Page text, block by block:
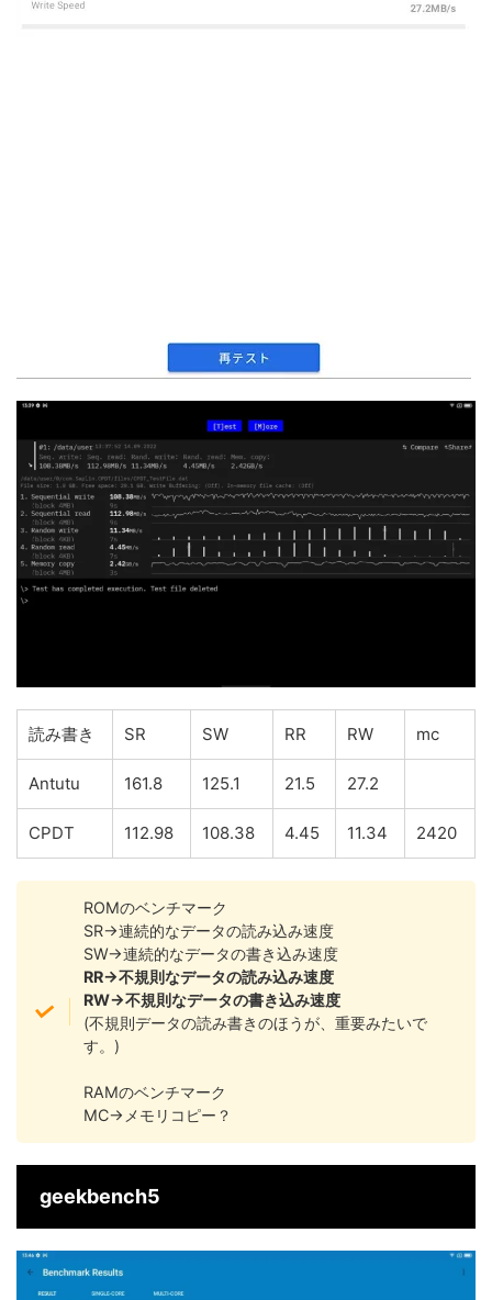
読み書き SR SW RR RW mc
Antutu 161.8 125.1 21.5 27.2
CPDT 112.98 108.38 4.45 11.34 2420
ROMのベンチマーク
SR→連続的なデータの読み込み速度
SW→連続的なデータの書き込み速度
RR→不規則なデータの読み込み速度
RW→不規則なデータの書き込み速度
(不規則データの読み書きのほうが、重要みたいで
す。)
RAMのベンチマーク
MC→メモリコピー？
geekbench5